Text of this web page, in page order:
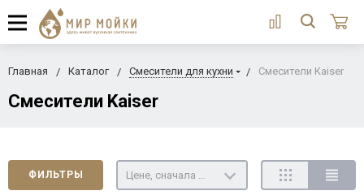
Главная Каталог Смесители для кухни Смесители Kaiser
Смесители Kaiser
ФИЛЬТРЫ Цене, сначала недорогие